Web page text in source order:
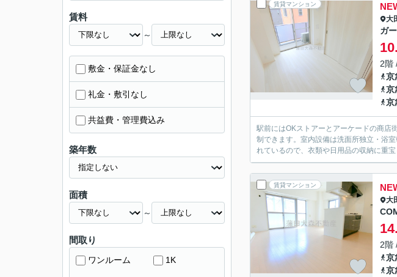
賃貸マンション
大
ガ
2階
京
京
京
駅前にはOKストアーとアーケードの商店
制できます。室内設備は洗面所独立・浴
れているので、衣類や日用品の収納に重
賃貸マンション
大
2階
京
京
賃料
～
敷金・保証金なし
礼金・敷引なし
共益費・管理費込み
築年数
面積
～
間取り
ワンルーム 1K